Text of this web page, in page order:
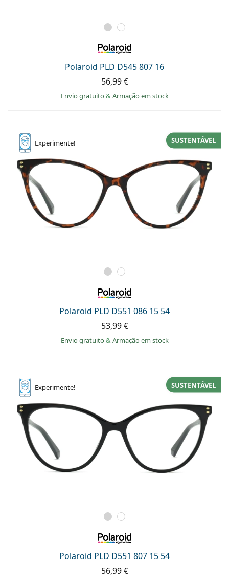
Polaroid PLD D545 807 16
56,99 €
Envio gratuito& Armação em stock
Experimente!
Polaroid PLD D551 086 15 54
SUSTENTÁVEL
53,99 €
Envio gratuito& Armação em stock
Experimente!
Polaroid PLD D551 807 15 54
SUSTENTÁVEL
56,99 €